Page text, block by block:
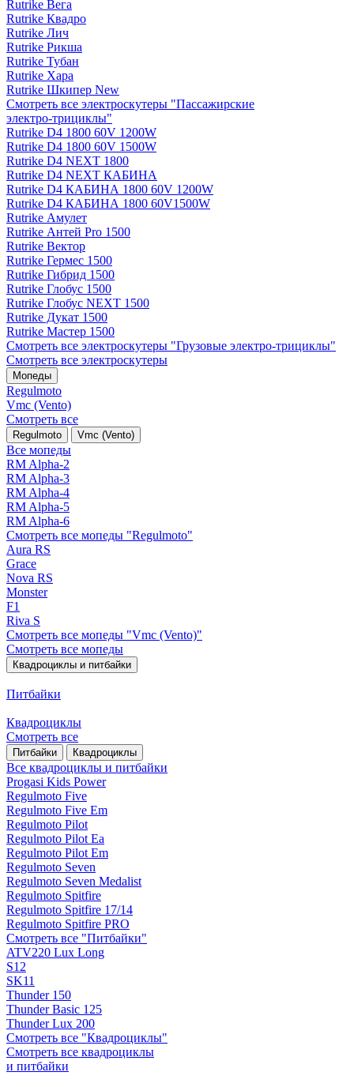
Rutrike Вега
Rutrike Квадро
Rutrike Лич
Rutrike Рикша
Rutrike Тубан
Rutrike Хара
Rutrike Шкипер New
Смотреть все электро­скутеры "Пассажирские
электро‑трициклы"
Rutrike D4 1800 60V 1200W
Rutrike D4 1800 60V 1500W
Rutrike D4 NEXT 1800
Rutrike D4 NEXT КАБИНА
Rutrike D4 КАБИНА 1800 60V 1200W
Rutrike D4 КАБИНА 1800 60V1500W
Rutrike Амулет
Rutrike Антей Pro 1500
Rutrike Вектор
Rutrike Гермес 1500
Rutrike Гибрид 1500
Rutrike Глобус 1500
Rutrike Глобус NEXT 1500
Rutrike Дукат 1500
Rutrike Мастер 1500
Смотреть все электро­скутеры "Грузовые электро‑трициклы"
Смотреть все электро­скутеры
Мопеды
Regulmoto
Vmc (Vento)
Смотреть все
Regulmoto Vmc (Vento)
Все мопеды
RM Alpha-2
RM Alpha-3
RM Alpha-4
RM Alpha-5
RM Alpha-6
Смотреть все мопеды "Regulmoto"
Aura RS
Grace
Nova RS
Monster
F1
Riva S
Смотреть все мопеды "Vmc (Vento)"
Смотреть все мопеды
Квадроциклы и питбайки
Питбайки
Квадроциклы
Смотреть все
Питбайки Квадроциклы
Все квадроциклы и питбайки
Progasi Kids Power
Regulmoto Five
Regulmoto Five Em
Regulmoto Pilot
Regulmoto Pilot Ea
Regulmoto Pilot Em
Regulmoto Seven
Regulmoto Seven Medalist
Regulmoto Spitfire
Regulmoto Spitfire 17/14
Regulmoto Spitfire PRO
Смотреть все "Питбайки"
ATV220 Lux Long
S12
SK11
Thunder 150
Thunder Basic 125
Thunder Lux 200
Смотреть все "Квадроциклы"
Смотреть все квадроциклы
и питбайки